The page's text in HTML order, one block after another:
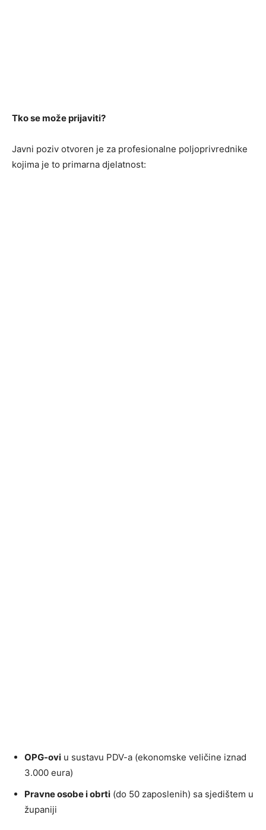
Tko se može prijaviti?
Javni poziv otvoren je za profesionalne poljoprivrednike
kojima je to primarna djelatnost:
OPG-ovi u sustavu PDV-a (ekonomske veličine iznad
3.000 eura)
Pravne osobe i obrti (do 50 zaposlenih) sa sjedištem u
županiji